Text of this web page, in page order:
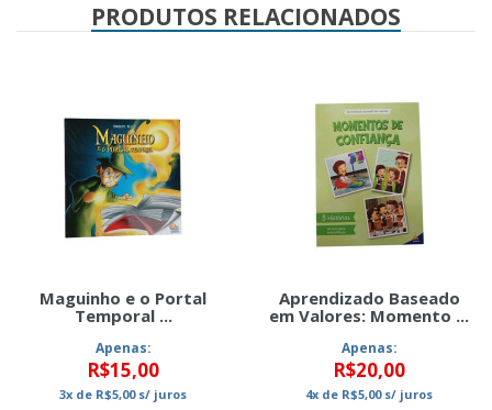
PRODUTOS RELACIONADOS
Maguinho e o Portal
Temporal ...
Apenas:
R$15,00
3x de R$5,00s/ juros
Aprendizado Baseado
em Valores: Momento ...
Apenas:
R$20,00
4x de R$5,00s/ juros